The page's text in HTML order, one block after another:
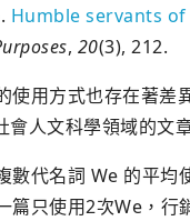
Humble servants
, 20(3), 212.
使用方式也存在著
人文科學領域的文
數代名詞 We 的平
篇只使用2次We，行